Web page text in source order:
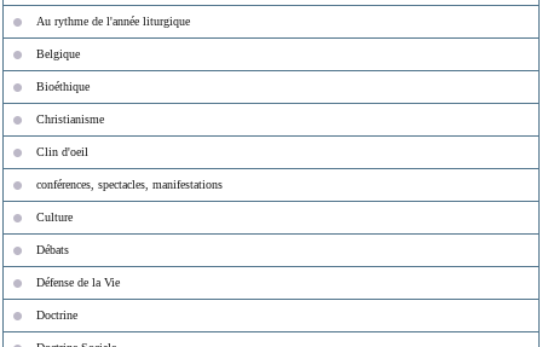
Au rythme de l'année liturgique
Belgique
Bioéthique
Christianisme
Clin d'oeil
conférences, spectacles, manifestations
Culture
Débats
Défense de la Vie
Doctrine